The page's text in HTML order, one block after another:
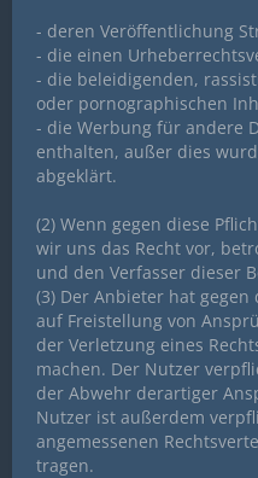
- deren Veröffentlichung
- die einen
- die beleidigenden,
oder pornographischen
- die Werbung für andere
enthalten, außer dies
abgeklärt.
(2) Wenn gegen diese
wir uns das Recht vor,
und den Verfasser dieser
(3) Der Anbieter hat
auf Freistellung von
der Verletzung eines
machen. Der Nutzer
der Abwehr derartiger
Nutzer ist außerdem
angemessenen
tragen.